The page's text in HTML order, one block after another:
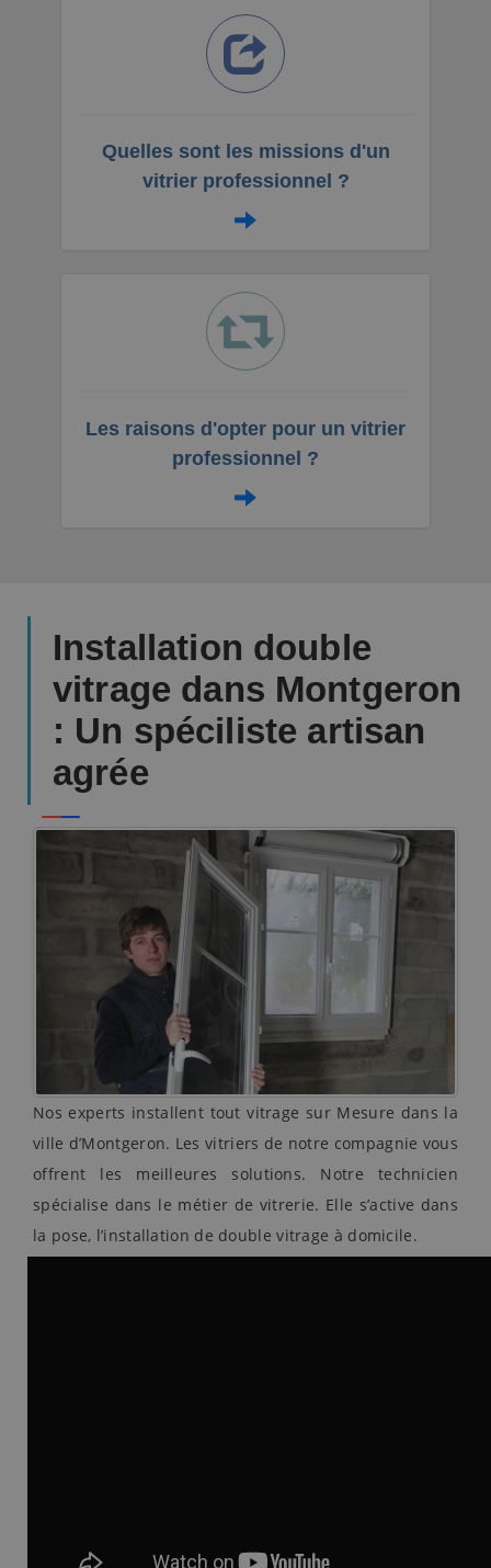
Quelles sont les missions d'un
vitrier professionnel ?
Les raisons d'opter pour un vitrier
professionnel ?
Installation double
vitrage dans Montgeron
: Un spéciliste artisan
agrée
Nos experts installent tout vitrage sur Mesure dans la
ville d’Montgeron. Les vitriers de notre compagnie vous
offrent les meilleures solutions. Notre technicien
spécialise dans le métier de vitrerie. Elle s’active dans
la pose, l’installation de double vitrage à domicile.